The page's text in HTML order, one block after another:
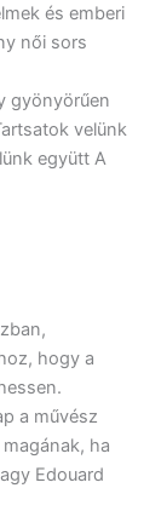
és emberi
női sors
gyönyörűen
velünk
együtt A
hogy a
a művész
ha
Edouard